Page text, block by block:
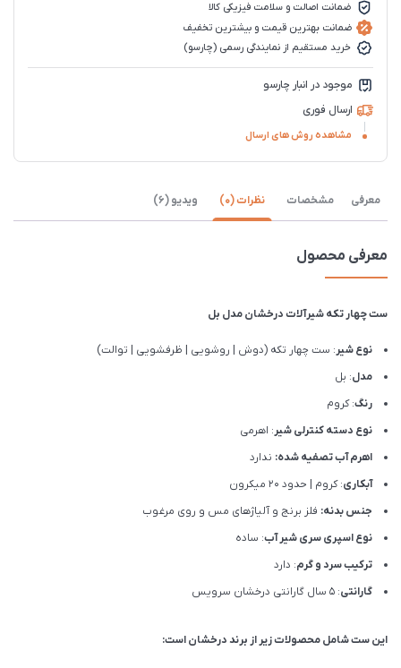
ضمانت اصالت و سلامت فیزیکی کالا
ضمانت بهترین قیمت و بیشترین تخفیف
خرید مستقیم از نمایندگی رسمی (چارسو)
موجود در انبار چارسو
ارسال فوری
مشاهده روش های ارسال
معرفی مشخصات نظرات (0) ویدیو (6)
معرفی محصول
ست چهار تکه شیرآلات درخشان مدل بل
نوع شیر: ست چهار تکه (دوش | روشویی | ظرفشویی | توالت)
مدل: بل
رنگ: کروم
نوع دسته کنترلی شیر: اهرمی
اهرم آب تصفیه شده: ندارد
آبکاری: کروم | حدود 20 میکرون
جنس بدنه: فلز برنج و آلیاژهای مس و روی مرغوب
نوع اسپری سری شیر آب: ساده
ترکیب سرد و گرم: دارد
گارانتی: 5 سال گارانتی درخشان سرویس
این ست شامل محصولات زیر از برند درخشان است: